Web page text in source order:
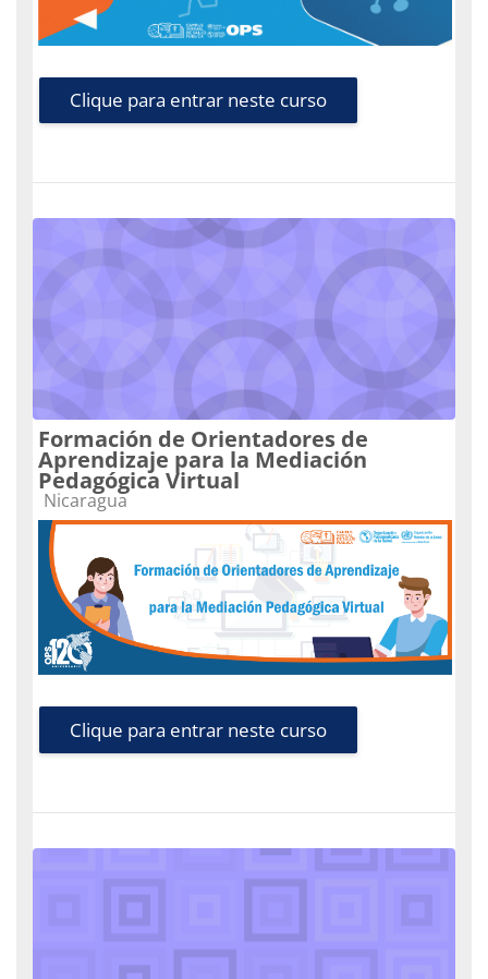
Clique para entrar neste curso
Formación de Orientadores de
Aprendizaje para la Mediación
Pedagógica Virtual
Categoria do curso
Nicaragua
Clique para entrar neste curso